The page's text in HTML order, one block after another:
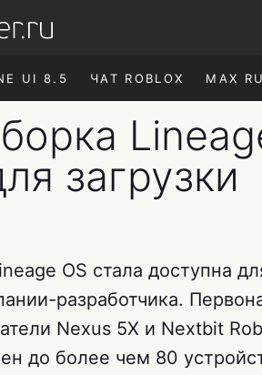
UI 8.5 ЧАТ ROBLOX MAX
загрузки
OS стала доступна
разработчика.
Nexus 5X и Nextbit
до более чем 80